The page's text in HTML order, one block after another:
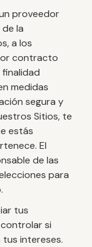
proveedor
la
a los
contracto
medidas
segura y
Sitios, te
estás
El
de las
para
tus
si
intereses.